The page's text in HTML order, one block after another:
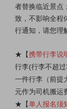
者替换临近景点
致，不影响全程
行通知，请您理
★ 【携带行李说
行李(行李不超
一件行李（前提
元作为司机搬运
★ 【单人报名须